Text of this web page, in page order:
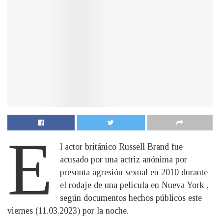
E
l actor británico Russell Brand fue
acusado por una actriz anónima por
presunta agresión sexual en 2010 durante
el rodaje de una película en Nueva York ,
según documentos hechos públicos este
viernes (11.03.2023) por la noche.